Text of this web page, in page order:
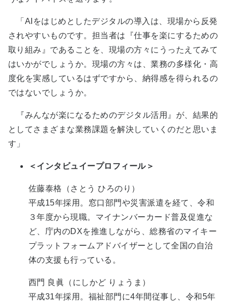
「AIをはじめとしたデジタルの導入は、現場から反発
されやすいものです。担当者は『仕事を楽にするための
取り組み』であることを、現場の方々にうったえてみて
はいかがでしょうか。現場の方々は、業務の多様化・高
度化を実感しているはずですから、納得感を得られるの
ではないでしょうか。
『みんなが楽になるためのデジタル活用』が、結果的
としてさまざまな業務課題を解決していくのだと思いま
す」
＜インタビュイープロフィール＞
佐藤泰格（さとう ひろのり）
平成15年採用。窓口部門や災害派遣を経て、令和
３年度から現職。マイナンバーカード普及促進な
ど、庁内のDXを推進しながら、総務省のマイキー
プラットフォームアドバイザーとして全国の自治
体の支援も行っている。
西門 良眞（にしかど りょうま）
平成31年採用。福祉部門に4年間従事し、令和5年